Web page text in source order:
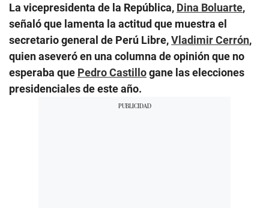
La vicepresidenta de la República, Dina Boluarte,
señaló que lamenta la actitud que muestra el
secretario general de Perú Libre,Vladimir Cerrón,
quien aseveró en una columna de opinión que no
esperaba que Pedro Castillogane las elecciones
presidenciales de este año.